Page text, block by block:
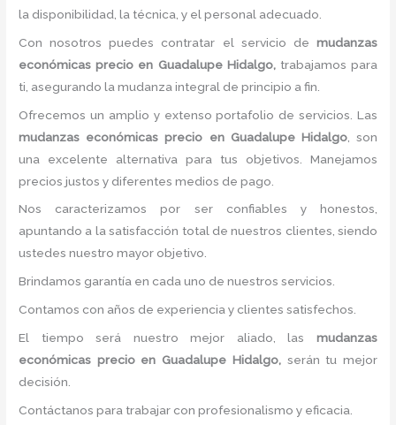
la disponibilidad, la técnica, y el personal adecuado.
Con nosotros puedes contratar el servicio de mudanzas
económicas precio en Guadalupe Hidalgo, trabajamos para
ti, asegurando la mudanza integral de principio a fin.
Ofrecemos un amplio y extenso portafolio de servicios. Las
mudanzas económicas precio en Guadalupe Hidalgo, son
una excelente alternativa para tus objetivos. Manejamos
precios justos y diferentes medios de pago.
Nos caracterizamos por ser confiables y honestos,
apuntando a la satisfacción total de nuestros clientes, siendo
ustedes nuestro mayor objetivo.
Brindamos garantía en cada uno de nuestros servicios.
Contamos con años de experiencia y clientes satisfechos.
El tiempo será nuestro mejor aliado, las mudanzas
económicas precioen Guadalupe Hidalgo, serán tu mejor
decisión.
Contáctanos para trabajar con profesionalismo y eficacia.